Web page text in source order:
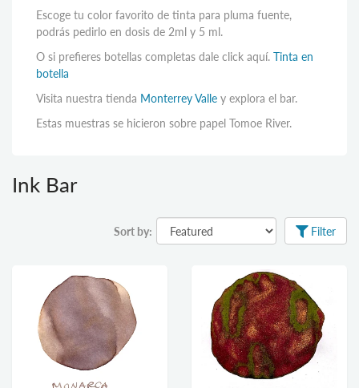
Escoge tu color favorito de tinta para pluma fuente,
podrás pedirlo en dosis de 2ml y 5 ml.
O si prefieres botellas completas dale click aquí. Tinta en
botella
Visita nuestra tienda Monterrey Valle y explora el bar.
Estas muestras se hicieron sobre papel Tomoe River.
Ink Bar
Sort by: Filter